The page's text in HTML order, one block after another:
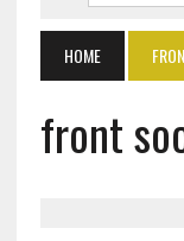
HOME
front